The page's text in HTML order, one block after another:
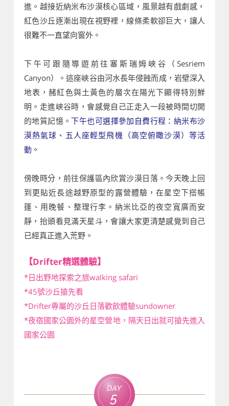
進。越接近納米布沙漠核心區域，風景越有戲劇感，
紅色沙丘逐漸出現在視野裡，線條柔軟卻巨大，讓人
很難不一直望向窗外。
下午可跟隨導遊前往塞斯瑞姆峽谷（Sesriem
Canyon）。這座峽谷由河水長年侵蝕而成，岩壁深入
地表，赭紅色與土黃色的層次在陽光下顯得特別鮮
明。走進峽谷時，會感覺自己正走入一段被時間切開
的地質記憶。下午也可選擇參加自費行程：納米布沙
漠熱氣球、五人座輕型飛機（高空俯瞰沙漠）等活
動。
傍晚時分，前往保護區內欣賞沙漠日落。今天晚上回
到更貼近長途越野原型的露營體驗，在星空下搭帳
篷、用晚餐、整理行李。納米比亞的夜空寬廣而安
靜，抬頭看見滿天星斗，會讓大家更清楚感覺到自己
已經真正進入荒野。
【Drifter精選體驗】
*日出野地探索之旅walking safari
*45號沙丘搶先看
*Drifter專屬的沙丘日落歡飲體驗sundowner
*夜宿國家公園外的星空營地，隔天日出就可搶先進入
國家公園
Day
5